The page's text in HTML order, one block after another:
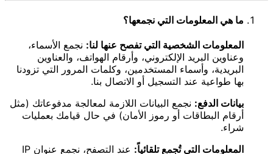
ما هي المعلومات التي نجمعها؟
المعلومات الشخصية التي تفصح عنها لنا: نجمع الأسماء،
وعناوين البريد الإلكتروني، وأرقام الهواتف، والعناوين
البريدية، وأسماء المستخدمين، وكلمات المرور التي تزودنا
بها طواعية عند التسجيل أو الاتصال بنا.
بيانات الدفع: نجمع البيانات اللازمة لمعالجة مدفوعاتك (مثل
أرقام البطاقات أو رموز الأمان) في حال قيامك بعمليات
شراء.
المعلومات التي تُجمع تلقائياً:
عند التصفح، نجمع عنوان IP